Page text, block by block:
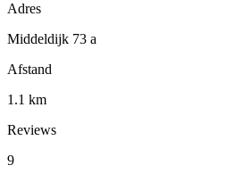
Adres
Middeldijk 73 a
Afstand
1.1 km
Reviews
9